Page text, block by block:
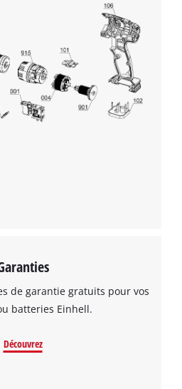
de garantie gratuits pour vos
batteries Einhell.
Découvrez